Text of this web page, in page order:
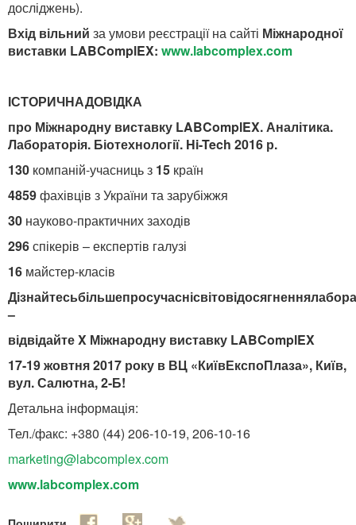
досліджень).
Вхід вільний за умови реєстрації на сайті Міжнародної
виставки LABComplEX: www.labcomplex.com
ІСТОРИЧНАДОВІДКА
про Міжнародну виставку LABComplEX. Аналітика.
Лабораторія. Біотехнології. Hi-Tech 2016 р.
130 компаній-учасниць з 15 країн
4859фахівців з України та зарубіжжя
30 науково-практичних заходів
296спікерів – експертів галузі
16 майстер-класів
–
відвідайте X Міжнародну виставку LABComplEX
17-19 жовтня 2017 року в ВЦ «КиївЕкспоПлаза», Київ,
вул. Салютна, 2-Б!
Детальна інформація:
Тел./факс: +380 (44) 206-10-19, 206-10-16
marketing@labcomplex.com
www.labcomplex.com